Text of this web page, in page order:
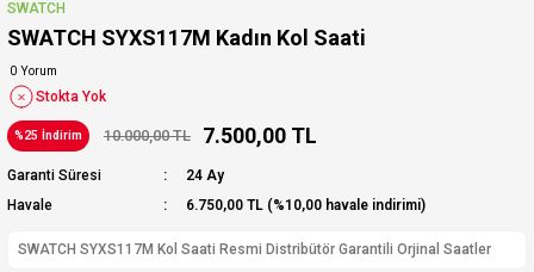
SWATCH
SWATCH SYXS117M Kadın Kol Saati
0 Yorum
Stokta Yok
%25 İndirim 10.000,00 TL 7.500,00 TL
Garanti Süresi
24 Ay
Havale
6.750,00 TL (%10,00 havale indirimi)
SWATCH SYXS117M Kol Saati Resmi Distribütör Garantili Orjinal Saatler